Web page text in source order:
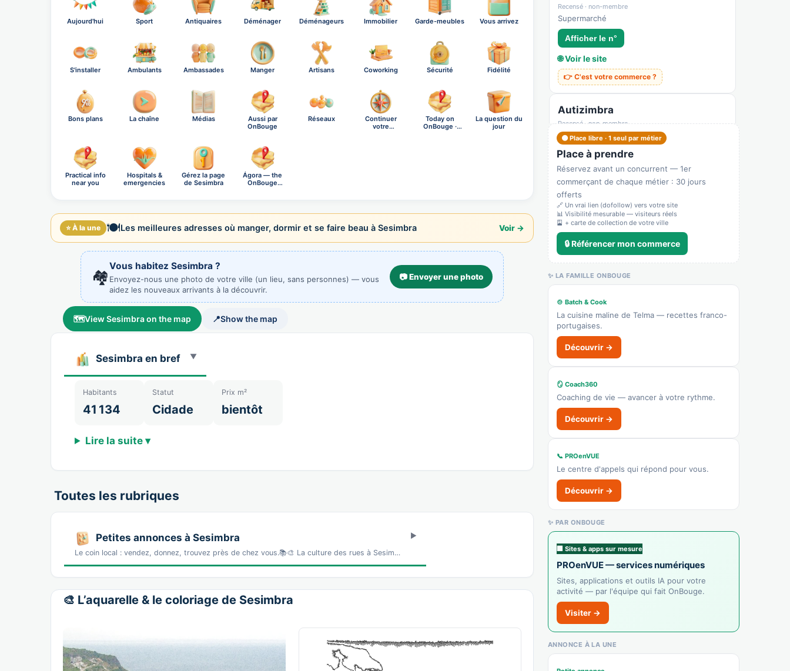
Aujourd'hui Sport Antiquaires Déménager Déménageurs Immobilier Garde-meubles Vous arrivez
S'installer Ambulants Ambassades Manger Artisans Coworking Sécurité Fidélité
Bons plans La chaîne Médias
Aussi par
OnBouge
Réseaux
Continuer
votre
Today on
OnBouge ·
La question du
jour
Practical info
near you
Hospitals &
emergencies
Gérez la page
de Sesimbra
Ágora — the
OnBouge
⭐ À la une 🍽️Les meilleures adresses où manger, dormir et se faire beau à Sesimbra Voir →
🏘️
Vous habitez Sesimbra ?
Envoyez-nous une photo de votre ville (un lieu, sans personnes) — vous
aidez les nouveaux arrivants à la découvrir.
📷 Envoyer une photo
🗺️View Sesimbra on the map 📍Show the map
Sesimbra en bref
Habitants
41 134
Statut
Cidade
Prix m²
bientôt
Lire la suite ▾
Toutes les rubriques
Petites annonces à Sesimbra
Le coin local : vendez, donnez, trouvez près de chez vous.📚🎨 La culture des rues à Sesim…
🎨 L’aquarelle & le coloriage de Sesimbra
Recensé · non-membre
Supermarché
Afficher le n°
🌐 Voir le site
👉 C'est votre commerce ?
Autizimbra
Recensé · non-membre
Garage
Afficher le n°
👉 C'est votre commerce ?
Beach4you
Recensé · non-membre
Hôtel
👉 C'est votre commerce ?
O Velho e o Mar
Recensé · non-membre
Restaurant
Afficher le n°
🌐 Voir le site
👉 C'est votre commerce ?
Farmácia Sofárida Sesimbra
🌐 Voir le site
👉 C'est votre commerce ?
🟠 Place libre · 1 seul par métier
Place à prendre
Réservez avant un concurrent — 1er
commerçant de chaque métier : 30 jours
offerts
🔗 Un vrai lien (dofollow) vers votre site
📊 Visibilité mesurable — visiteurs réels
🎴 + carte de collection de votre ville
🔒 Référencer mon commerce
✨ LA FAMILLE ONBOUGE
🍲 Batch & Cook
La cuisine maline de Telma — recettes franco-
portugaises.
Découvrir →
🪞 Coach360
Coaching de vie — avancer à votre rythme.
Découvrir →
📞 PROenVUE
Le centre d'appels qui répond pour vous.
Découvrir →
✨ PAR ONBOUGE
🏢 Sites & apps sur mesure
PROenVUE — services numériques
Sites, applications et outils IA pour votre
activité — par l'équipe qui fait OnBouge.
Visiter →
ANNONCE À LA UNE